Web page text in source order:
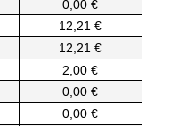
0,00 €
12,21 €
12,21 €
2,00 €
0,00 €
0,00 €